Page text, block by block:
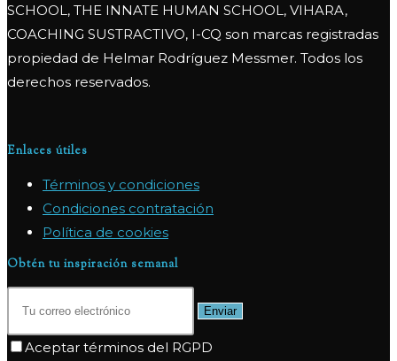
SCHOOL, THE INNATE HUMAN SCHOOL, VIHARA,
COACHING SUSTRACTIVO, I-CQ son marcas registradas
propiedad de Helmar Rodríguez Messmer. Todos los
derechos reservados.
Enlaces útiles
Términos y condiciones
Condiciones contratación
Política de cookies
Obtén tu inspiración semanal
Enviar
Aceptar términos del RGPD